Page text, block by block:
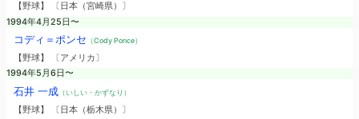
【野球】 〔日本（宮崎県）〕
1994年4月25日〜
コディ＝ポンセ （Cody Ponce）
【野球】 〔アメリカ〕
1994年5月6日〜
石井 一成（いしい・かずなり）
【野球】 〔日本（栃木県）〕